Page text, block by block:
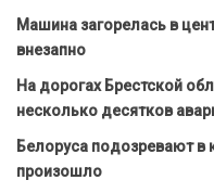
Машина загорелась в
внезапно
На дорогах Брестской
несколько десятков
Белоруса подозревают в
произошло